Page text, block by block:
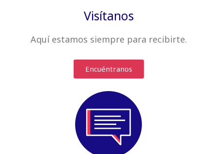
Visítanos
Aquí estamos siempre para recibirte.
Encuéntranos